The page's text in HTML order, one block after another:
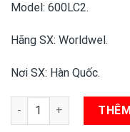
Model: 600LC2.
Hãng SX: Worldwel.
Nơi SX: Hàn Quốc.
Máy hàn MIG - MAG